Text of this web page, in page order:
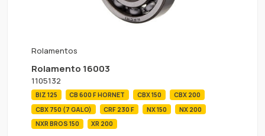
Rolamentos
Rolamento 16003
1105132
BIZ 125 CB 600 F HORNET CBX 150
CBX 200
CBX 750 (7 GALO)
CRF 230 F NX 150
NX 200
NXR BROS 150
XR 200